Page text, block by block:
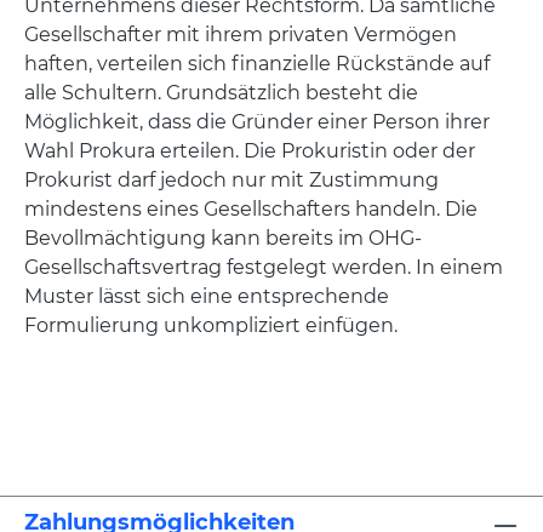
Unternehmens dieser Rechtsform. Da sämtliche
Gesellschafter mit ihrem privaten Vermögen
haften, verteilen sich finanzielle Rückstände auf
alle Schultern. Grundsätzlich besteht die
Möglichkeit, dass die Gründer einer Person ihrer
Wahl Prokura erteilen. Die Prokuristin oder der
Prokurist darf jedoch nur mit Zustimmung
mindestens eines Gesellschafters handeln. Die
Bevollmächtigung kann bereits im OHG-
Gesellschaftsvertrag festgelegt werden. In einem
Muster lässt sich eine entsprechende
Formulierung unkompliziert einfügen.
Zahlungsmöglichkeiten